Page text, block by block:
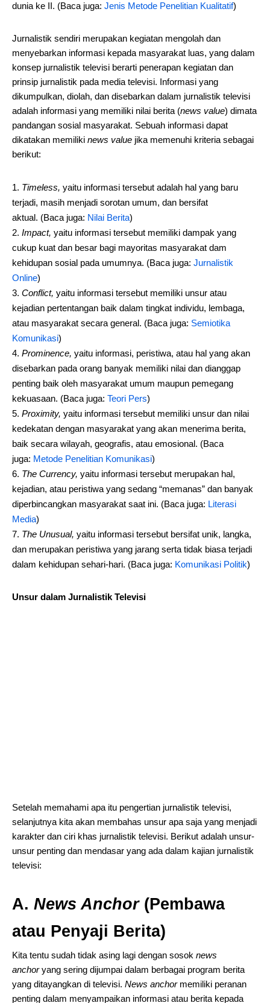
dunia ke II. (Baca juga: Jenis Metode Penelitian Kualitatif)
Jurnalistik sendiri merupakan kegiatan mengolah dan
menyebarkan informasi kepada masyarakat luas, yang dalam
konsep jurnalistik televisi berarti penerapan kegiatan dan
prinsip jurnalistik pada media televisi. Informasi yang
dikumpulkan, diolah, dan disebarkan dalam jurnalistik televisi
adalah informasi yang memiliki nilai berita (news value) dimata
pandangan sosial masyarakat. Sebuah informasi dapat
dikatakan memiliki news value jika memenuhi kriteria sebagai
berikut:
Timeless, yaitu informasi tersebut adalah hal yang baru
terjadi, masih menjadi sorotan umum, dan bersifat
aktual. (Baca juga: Nilai Berita)
Impact, yaitu informasi tersebut memiliki dampak yang
cukup kuat dan besar bagi mayoritas masyarakat dam
kehidupan sosial pada umumnya. (Baca juga: Jurnalistik
Online)
Conflict, yaitu informasi tersebut memiliki unsur atau
kejadian pertentangan baik dalam tingkat individu, lembaga,
atau masyarakat secara general. (Baca juga: Semiotika
Komunikasi)
Prominence, yaitu informasi, peristiwa, atau hal yang akan
disebarkan pada orang banyak memiliki nilai dan dianggap
penting baik oleh masyarakat umum maupun pemegang
kekuasaan. (Baca juga: Teori Pers)
Proximity, yaitu informasi tersebut memiliki unsur dan nilai
kedekatan dengan masyarakat yang akan menerima berita,
baik secara wilayah, geografis, atau emosional. (Baca
juga: Metode Penelitian Komunikasi)
The Currency, yaitu informasi tersebut merupakan hal,
kejadian, atau peristiwa yang sedang “memanas” dan banyak
diperbincangkan masyarakat saat ini. (Baca juga: Literasi
Media)
The Unusual, yaitu informasi tersebut bersifat unik, langka,
dan merupakan peristiwa yang jarang serta tidak biasa terjadi
dalam kehidupan sehari-hari. (Baca juga: Komunikasi Politik)
Unsur dalam Jurnalistik Televisi
Setelah memahami apa itu pengertian jurnalistik televisi,
selanjutnya kita akan membahas unsur apa saja yang menjadi
karakter dan ciri khas jurnalistik televisi. Berikut adalah unsur-
unsur penting dan mendasar yang ada dalam kajian jurnalistik
televisi:
A. News Anchor(Pembawa
atau Penyaji Berita)
Kita tentu sudah tidak asing lagi dengan sosok news
anchoryang sering dijumpai dalam berbagai program berita
yang ditayangkan di televisi. News anchor memiliki peranan
penting dalam menyampaikan informasi atau berita kepada